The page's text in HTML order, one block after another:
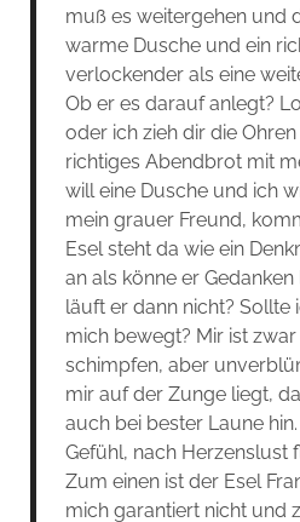
muß es weitergehen und
warme Dusche und ein
verlockender als eine
Ob er es darauf anlegt?
oder ich zieh dir die
richtiges Abendbrot mit
will eine Dusche und ich
mein grauer Freund,
Esel steht da wie ein
an als könne er
läuft er dann nicht? Sollte
mich bewegt? Mir ist
schimpfen, aber
mir auf der Zunge liegt,
auch bei bester Laune
Gefühl, nach Herzenslust
Zum einen ist der Esel
mich garantiert nicht und